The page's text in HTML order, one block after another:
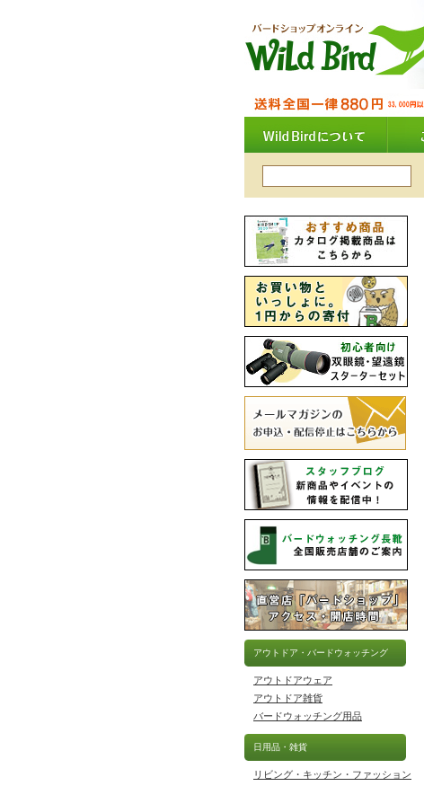
アウトドア・バードウォッチング
アウトドアウェア
アウトドア雑貨
バードウォッチング用品
日用品・雑貨
リビング・キッチン・ファッション